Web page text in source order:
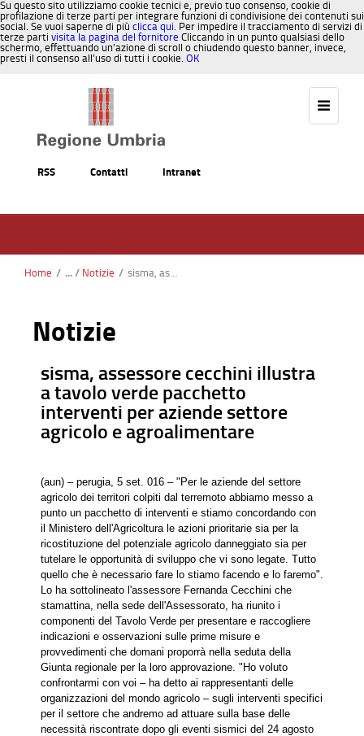
Su questo sito utilizziamo cookie tecnici e, previo tuo consenso, cookie di
profilazione di terze parti per integrare funzioni di condivisione dei contenuti sui
social. Se vuoi saperne di più clicca qui. Per impedire il tracciamento di servizi di
terze parti visita la pagina del fornitore Cliccando in un punto qualsiasi dello
schermo, effettuando un’azione di scroll o chiudendo questo banner, invece,
presti il consenso all’uso di tutti i cookie. OK
RSS Contatti Intranet
Home / Notizie / sisma, assessore cecchini illustra a tavolo verde pacchetto interventi per aziende settore agricolo e agroalimentare
Notizie
sisma, assessore cecchini illustra
a tavolo verde pacchetto
interventi per aziende settore
agricolo e agroalimentare
(aun) – perugia, 5 set. 016 – "Per le aziende del settore
agricolo dei territori colpiti dal terremoto abbiamo messo a
punto un pacchetto di interventi e stiamo concordando con
il Ministero dell'Agricoltura le azioni prioritarie sia per la
ricostituzione del potenziale agricolo danneggiato sia per
tutelare le opportunità di sviluppo che vi sono legate. Tutto
quello che è necessario fare lo stiamo facendo e lo faremo".
Lo ha sottolineato l'assessore Fernanda Cecchini che
stamattina, nella sede dell'Assessorato, ha riunito i
componenti del Tavolo Verde per presentare e raccogliere
indicazioni e osservazioni sulle prime misure e
provvedimenti che domani proporrà nella seduta della
Giunta regionale per la loro approvazione. "Ho voluto
confrontarmi con voi – ha detto ai rappresentanti delle
organizzazioni del mondo agricolo – sugli interventi specifici
per il settore che andremo ad attuare sulla base delle
necessità riscontrate dopo gli eventi sismici del 24 agosto